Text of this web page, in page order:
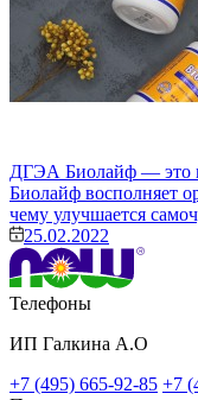
ДГЭА Биолайф — это
Биолайф восполняет
чему улучшается
25.02.2022
Телефоны
ИП Галкина А.О
+7 (495) 665-92-85 +7